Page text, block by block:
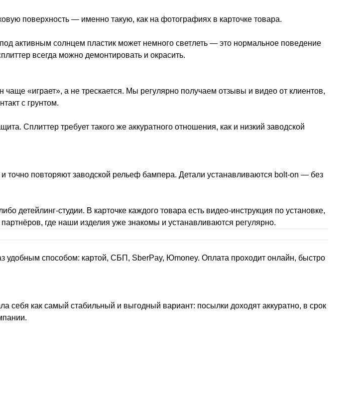
поверхность — именно такую, как на фотографиях в карточке товара.
активным солнцем пластик может немного светлеть — это нормальное поведение
всегда можно демонтировать и окрасить.
чаще «играет», а не трескается. Мы регулярно получаем отзывы и видео от клиентов,
с грунтом.
Сплиттер требует такого же аккуратного отношения, как и низкий заводской
точно повторяют заводской рельеф бампера. Детали устанавливаются bolt-on — без
детейлинг-студии. В карточке каждого товара есть видео-инструкция по установке,
где наши изделия уже знакомы и устанавливаются регулярно.
удобным способом: картой, СБП, SberPay, Юmoney. Оплата проходит онлайн, быстро
себя как самый стабильный и выгодный вариант: посылки доходят аккуратно, в срок